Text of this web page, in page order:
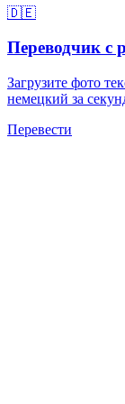
🇩🇪
Переводчик с
Загрузите фото
немецкий за
Перевести